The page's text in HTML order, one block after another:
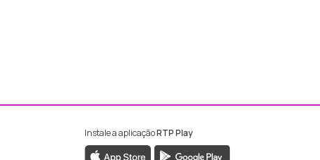
da RTP Madeira
da RTP Madeira
Instale a aplicaçãoRTP Play